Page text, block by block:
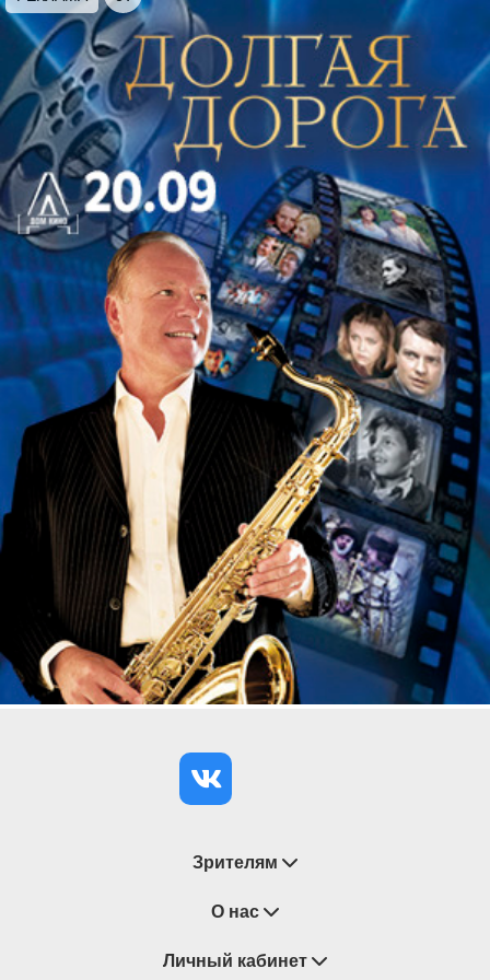
Программа:
Джулио Каччини (1551–1618) Ave Maria
Доменико Скарлатти (1685–1757) Пастораль
Иоганн Себастьян Бах (1685–1750) Фуга соль
минор
Антонио Вивальди (1678–1741) Концерт для
гитары и струнных ре мажор в трёх частях
Allegro до минор
Феликс Мендельсон (1809–1847) Capriccio для
струнного квартета Op. 81
Морис Жанжан (1897–1968) и Фаустин Жанжан
(1900–1979) Quatuor pour saxophones:
1 Gaieté villageoise (Деревенское веселье)
2 Doux paysage (Нежный пейзаж)
3 Papillons (Бабочки)
4 Consert sur la place (Концерт на площади)
Педро Итурральде (1929–2020) Suite Hellenique
(Греческая сюита):
1 Kalamatianos
2 Valse
3 Kritis
Исполнители:
Квартет саксофонов «Без названия» Санкт-
Петербургской консерватории:
Валерия Флегонтова, саксофон сопрано
Арсений Алексеев, саксофон альт
Семен Такмаков, саксофон баритон
Продолжительность концерта – 1 час 10 минут
категорий зрителей старше 6 лет.
Зрителям
Восстановление билетов
Замена / Отмена / Перенос мероприятий
О нас
О компании
Личный кабинет